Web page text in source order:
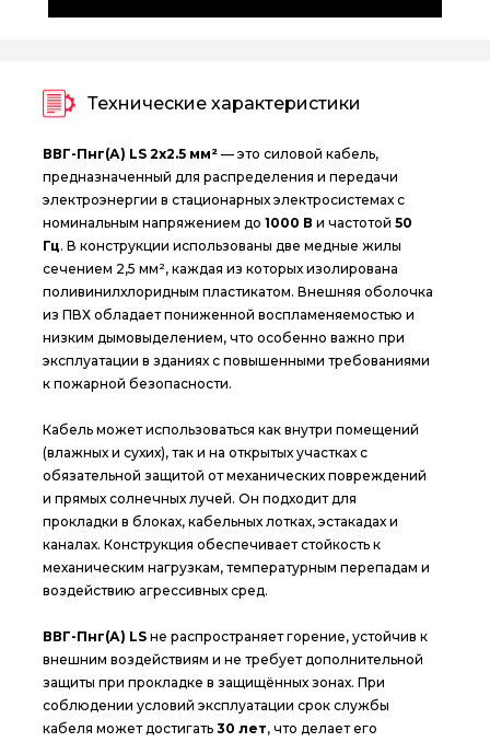
Технические характеристики
ВВГ-Пнг(А) LS 2х2.5 мм² — это силовой кабель,
предназначенный для распределения и передачи
электроэнергии в стационарных электросистемах с
номинальным напряжением до 1000 В и частотой 50
Гц. В конструкции использованы две медные жилы
сечением 2,5 мм², каждая из которых изолирована
поливинилхлоридным пластикатом. Внешняя оболочка
из ПВХ обладает пониженной воспламеняемостью и
низким дымовыделением, что особенно важно при
эксплуатации в зданиях с повышенными требованиями
к пожарной безопасности.
Кабель может использоваться как внутри помещений
(влажных и сухих), так и на открытых участках с
обязательной защитой от механических повреждений
и прямых солнечных лучей. Он подходит для
прокладки в блоках, кабельных лотках, эстакадах и
каналах. Конструкция обеспечивает стойкость к
механическим нагрузкам, температурным перепадам и
воздействию агрессивных сред.
ВВГ-Пнг(А) LS не распространяет горение, устойчив к
внешним воздействиям и не требует дополнительной
защиты при прокладке в защищённых зонах. При
соблюдении условий эксплуатации срок службы
кабеля может достигать 30 лет, что делает его